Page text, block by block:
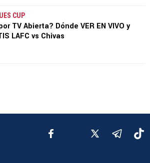
CUP
TV Abierta? Dónde VER EN VIVO y
LAFC vs Chivas